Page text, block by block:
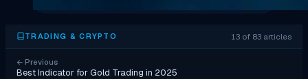
TRADING & CRYPTO 13 of 83 articles
← Previous
Best Indicator for Gold Trading in 2025